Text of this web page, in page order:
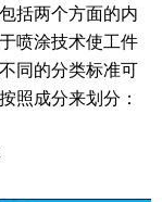
括两个方面的内
喷涂技术使工件
同的分类标准可
照成分来划分：